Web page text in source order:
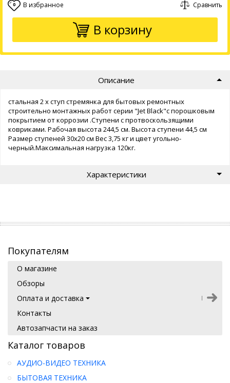
0 В избранное Сравнить
В корзину
Описание
стальная 2 х ступ стремянка для бытовых ремонтных
строительно монтажных работ серии "Jet Black"с порошковым
покрытием от коррозии .Ступени с протвоскользящими
ковриками. Рабочая высота 244,5 см. Высота ступени 44,5 см
Размер ступеней 30х20 см Вес 3,75 кг и цвет угольно-
черный.Максимальная нагрузка 120кг.
Характеристики
Покупателям
О магазине
Обзоры
Оплата и доставка
Контакты
Автозапчасти на заказ
Каталог товаров
АУДИО-ВИДЕО ТЕХНИКА
БЫТОВАЯ ТЕХНИКА